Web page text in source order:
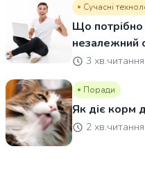
Сучасні
Що
незалежний
3 хв.читання
Поради
Як діє корм
2 хв.читання